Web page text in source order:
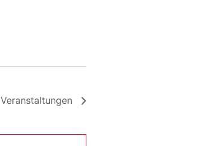
Veranstaltungen